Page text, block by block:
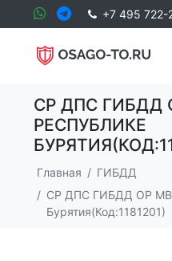
+7 495 722-
CР ДПС ГИБДД
РЕСПУБЛИКЕ
Главная
ГИБДД
CР ДПС ГИБДД ОР
Бурятия(Код:1181201)